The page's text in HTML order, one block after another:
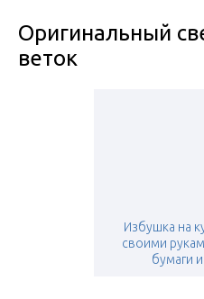
Оригинальный
веток
Избушка на
своими
бумаги